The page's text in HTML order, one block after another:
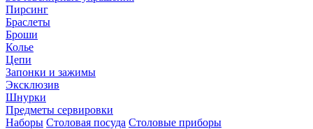
Пирсинг
Браслеты
Броши
Колье
Цепи
Запонки и зажимы
Эксклюзив
Шнурки
Предметы сервировки
Наборы Столовая посуда Столовые приборы